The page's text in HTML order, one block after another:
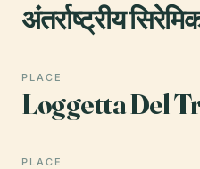
अंतर्राष्ट्रीय
PLACE
Loggetta Del
PLACE